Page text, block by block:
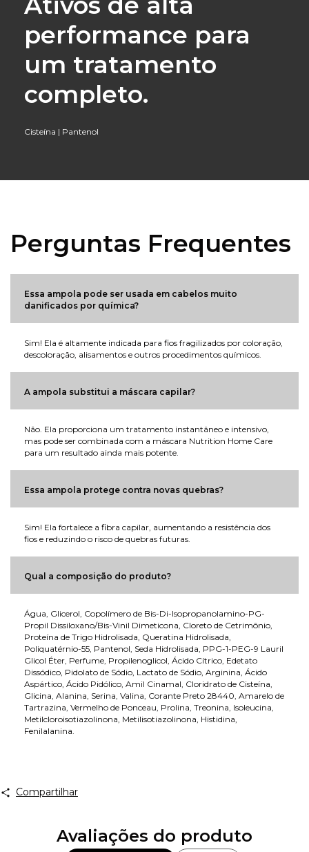
performance para
um tratamento
completo.
Cisteína | Pantenol
Perguntas Frequentes
Essa ampola pode ser usada em cabelos muito
danificados por química?
Sim! Ela é altamente indicada para fios fragilizados por coloração,
descoloração, alisamentos e outros procedimentos químicos.
A ampola substitui a máscara capilar?
Não. Ela proporciona um tratamento instantâneo e intensivo,
mas pode ser combinada com a máscara Nutrition Home Care
para um resultado ainda mais potente.
Essa ampola protege contra novas quebras?
Sim! Ela fortalece a fibra capilar, aumentando a resistência dos
fios e reduzindo o risco de quebras futuras.
Qual a composição do produto?
Água, Glicerol, Copolímero de Bis-Di-Isopropanolamino-PG-
Propil Dissiloxano/Bis-Vinil Dimeticona, Cloreto de Cetrimônio,
Proteína de Trigo Hidrolisada, Queratina Hidrolisada,
Poliquatérnio-55, Pantenol, Seda Hidrolisada, PPG-1-PEG-9 Lauril
Glicol Éter, Perfume, Propilenoglicol, Ácido Cítrico, Edetato
Dissódico, Pidolato de Sódio, Lactato de Sódio, Arginina, Ácido
Aspártico, Ácido Pidólico, Amil Cinamal, Cloridrato de Cisteína,
Glicina, Alanina, Serina, Valina, Corante Preto 28440, Amarelo de
Tartrazina, Vermelho de Ponceau, Prolina, Treonina, Isoleucina,
Metilcloroisotiazolinona, Metilisotiazolinona, Histidina,
Fenilalanina.
Compartilhar
Avaliações do produto